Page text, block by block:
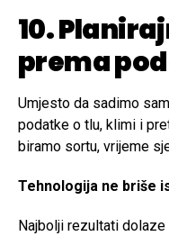
10.
prema
Umjesto da sadimo
podatke o tlu, klimi i
biramo sortu, vrijeme
Tehnologija ne briše
Najbolji rezultati